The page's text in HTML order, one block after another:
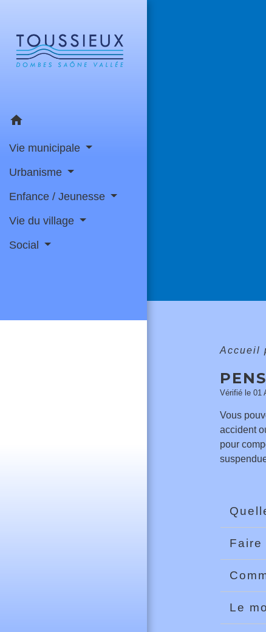
home
Vie municipale
Urbanisme
Enfance / Jeunesse
Vie du village
Social
Accueil
Vérifié le 01
Vous
accident
pour
Faire
Le